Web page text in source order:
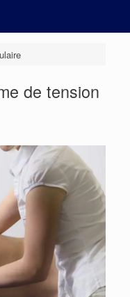
de tension